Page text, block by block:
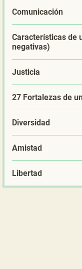
Comunicación
Características de
negativas)
Justicia
27 Fortalezas de
Diversidad
Amistad
Libertad